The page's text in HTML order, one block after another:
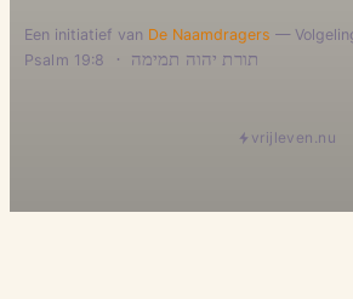
Een initiatief van De Naamdragers —
תורת יהוה תמימה ·
Psalm 19:8
vrijleven.nu